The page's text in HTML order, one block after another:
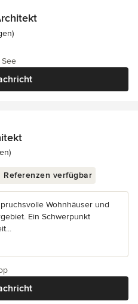
von 5 Sternen
See
von 5 Sternen
Referenzen verfügbar
Wohnhäuser und
Ein Schwerpunkt